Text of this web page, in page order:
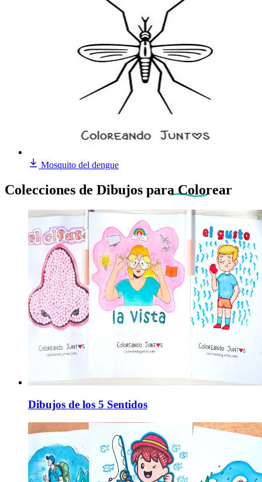
Mosquito del dengue
Colecciones de Dibujos para Colorear
Dibujos de los 5 Sentidos